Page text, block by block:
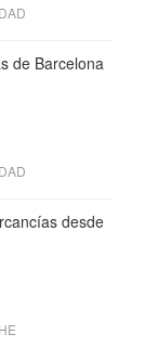
de Barcelona
desde